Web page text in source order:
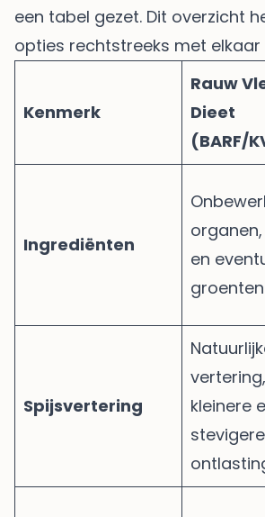
een tabel gezet. Dit overzicht
opties rechtstreeks met elkaar
Kenmerk
Rauw
Dieet
(BARF/
Ingrediënten
en
Spijsvertering
kleinere
stevigere